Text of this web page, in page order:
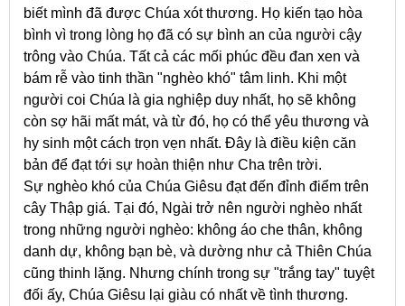
biết mình đã được Chúa xót thương. Họ kiến tạo hòa
bình vì trong lòng họ đã có sự bình an của người cậy
trông vào Chúa. Tất cả các mối phúc đều đan xen và
bám rễ vào tinh thần "nghèo khó" tâm linh. Khi một
người coi Chúa là gia nghiệp duy nhất, họ sẽ không
còn sợ hãi mất mát, và từ đó, họ có thể yêu thương và
hy sinh một cách trọn vẹn nhất. Đây là điều kiện căn
bản để đạt tới sự hoàn thiện như Cha trên trời.
Sự nghèo khó của Chúa Giêsu đạt đến đỉnh điểm trên
cây Thập giá. Tại đó, Ngài trở nên người nghèo nhất
trong những người nghèo: không áo che thân, không
danh dự, không bạn bè, và dường như cả Thiên Chúa
cũng thinh lặng. Nhưng chính trong sự "trắng tay" tuyệt
đối ấy, Chúa Giêsu lại giàu có nhất về tình thương.